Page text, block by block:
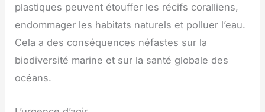
plastiques peuvent étouffer les récifs coralliens,
endommager les habitats naturels et polluer l’eau.
Cela a des conséquences néfastes sur la
biodiversité marine et sur la santé globale des
océans.